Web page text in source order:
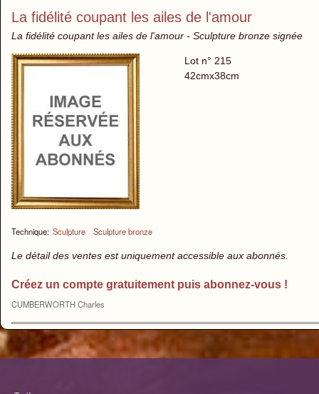
La fidélité coupant les ailes de l'amour
La fidélité coupant les ailes de l'amour - Sculpture bronze signée
Technique: Sculpture Sculpture bronze
Lot n° 215
42cmx38cm
Le détail des ventes est uniquement accessible aux abonnés.
Créez un compte gratuitement puis abonnez-vous !
CUMBERWORTH Charles